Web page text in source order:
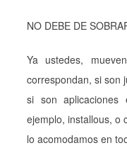
NO DEBE DE
Ya ustedes,
correspondan, si son
si son
ejemplo, installous, o
lo acomodamos en